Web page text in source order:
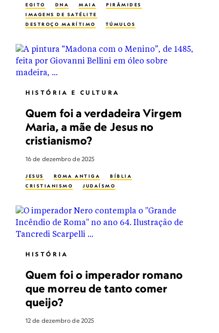
EGITO DNA MAIA
PIRÂMIDES
IMAGENS DE SATÉLITE
DESTROÇO MARÍTIMO
TÚMULOS
HISTÓRIA E CULTURA
Quem foi a verdadeira Virgem
Maria, a mãe de Jesus no
cristianismo?
16 de dezembro de 2025
JESUS ROMA ANTIGA
BÍBLIA
CRISTIANISMO
JUDAÍSMO
HISTÓRIA
Quem foi o imperador romano
que morreu de tanto comer
queijo?
12 de dezembro de 2025